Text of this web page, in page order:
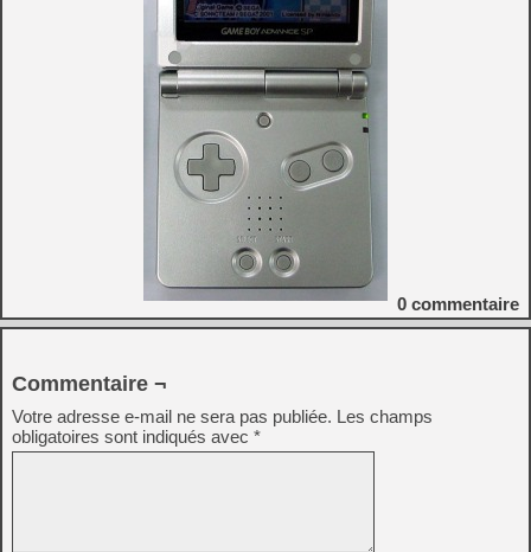
0 commentaire
Commentaire ¬
Votre adresse e-mail ne sera pas publiée. Les champs
obligatoires sont indiqués avec *